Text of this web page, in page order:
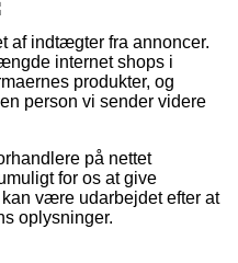
af indtægter fra annoncer.
internet shops i
produkter, og
person vi sender videre
på nettet
for os at give
være udarbejdet efter at
oplysninger.